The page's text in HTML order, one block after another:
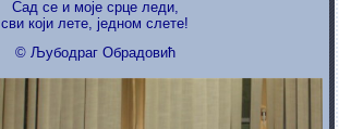
Сад се и моје срце леди,
сви који лете, једном слете!
© Љубодраг Обрадовић